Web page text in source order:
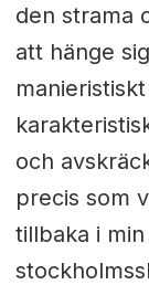
den strama
att hänge
och
precis som
tillbaka i